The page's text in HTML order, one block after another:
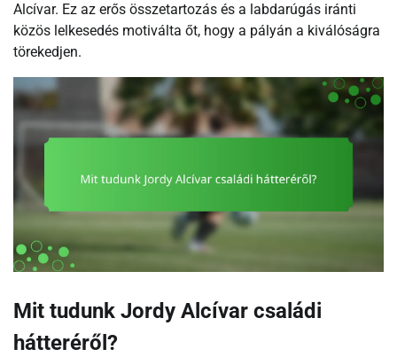
Alcívar. Ez az erős összetartozás és a labdarúgás iránti
közös lelkesedés motiválta őt, hogy a pályán a kiválóságra
törekedjen.
Mit tudunk Jordy Alcívar családi
hátteréről?